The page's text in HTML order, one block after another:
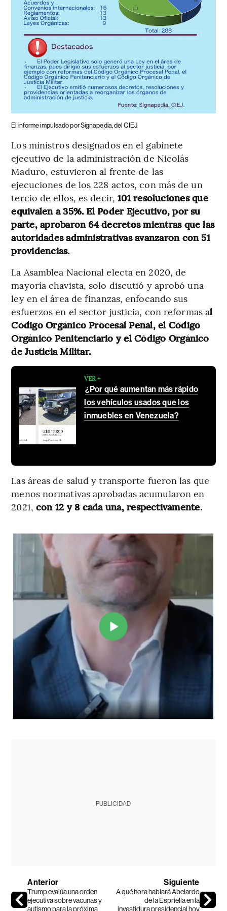
El informe impulsado por Signapedia, del CIEJ
Los ministros designados en el gabinete
ejecutivo de la administración de Nicolás
Maduro, estuvieron al frente de las
ejecuciones de los 228 actos, con más de un
tercio de ellos, es decir,101 resoluciones que
equivalen a 35%. El Poder Ejecutivo, por su
parte, aprobaron 64 decretos mientras que las
autoridades administrativas avanzaron con 51
providencias.
La Asamblea Nacional electa en 2020, de
mayoría chavista, solo discutió y aprobó una
ley en el área de finanzas, enfocando sus
esfuerzos en el sector justicia, con reformas al
Código Orgánico Procesal Penal, el Código
Orgánico Penitenciario y el Código Orgánico
de Justicia Militar.
VER +
¿Por qué aumentan más rápido
los vehículos usados que los
inmuebles en Venezuela?
Las áreas de salud y transporte fueron las que
menos normativas aprobadas acumularon en
2021, con 12 y 8 cada una, respectivamente.
PUBLICIDAD
Anterior
Trump evalúa una orden
ejecutiva sobre vacunas y
autismo para la próxima
Siguiente
A qué hora hablará Abelardo
de la Espriella en la
investidura presidencial hoy